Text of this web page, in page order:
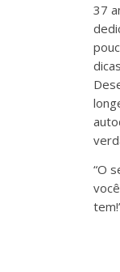
37
“O